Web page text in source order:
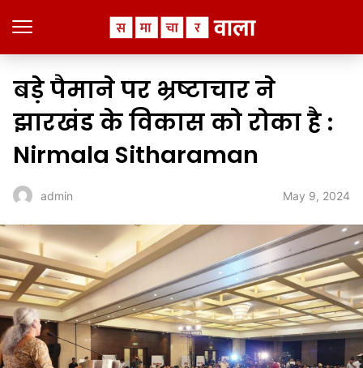
बड़े पैमाने पर भ्रष्टाचार ने
झारखंड के विकास को रोका है :
Nirmala Sitharaman
admin May 9, 2024